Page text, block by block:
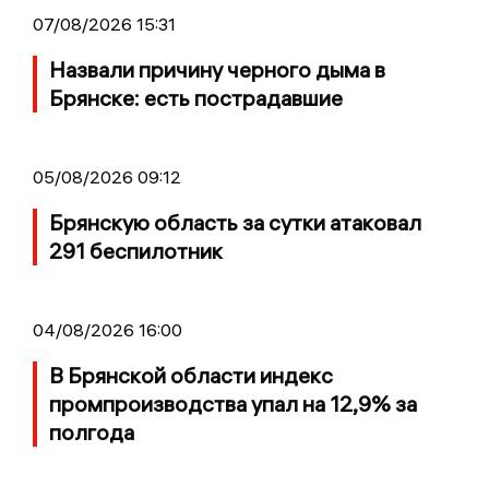
07/08/2026 15:31
Назвали причину черного дыма в
Брянске: есть пострадавшие
05/08/2026 09:12
Брянскую область за сутки атаковал
291 беспилотник
04/08/2026 16:00
В Брянской области индекс
промпроизводства упал на 12,9% за
полгода